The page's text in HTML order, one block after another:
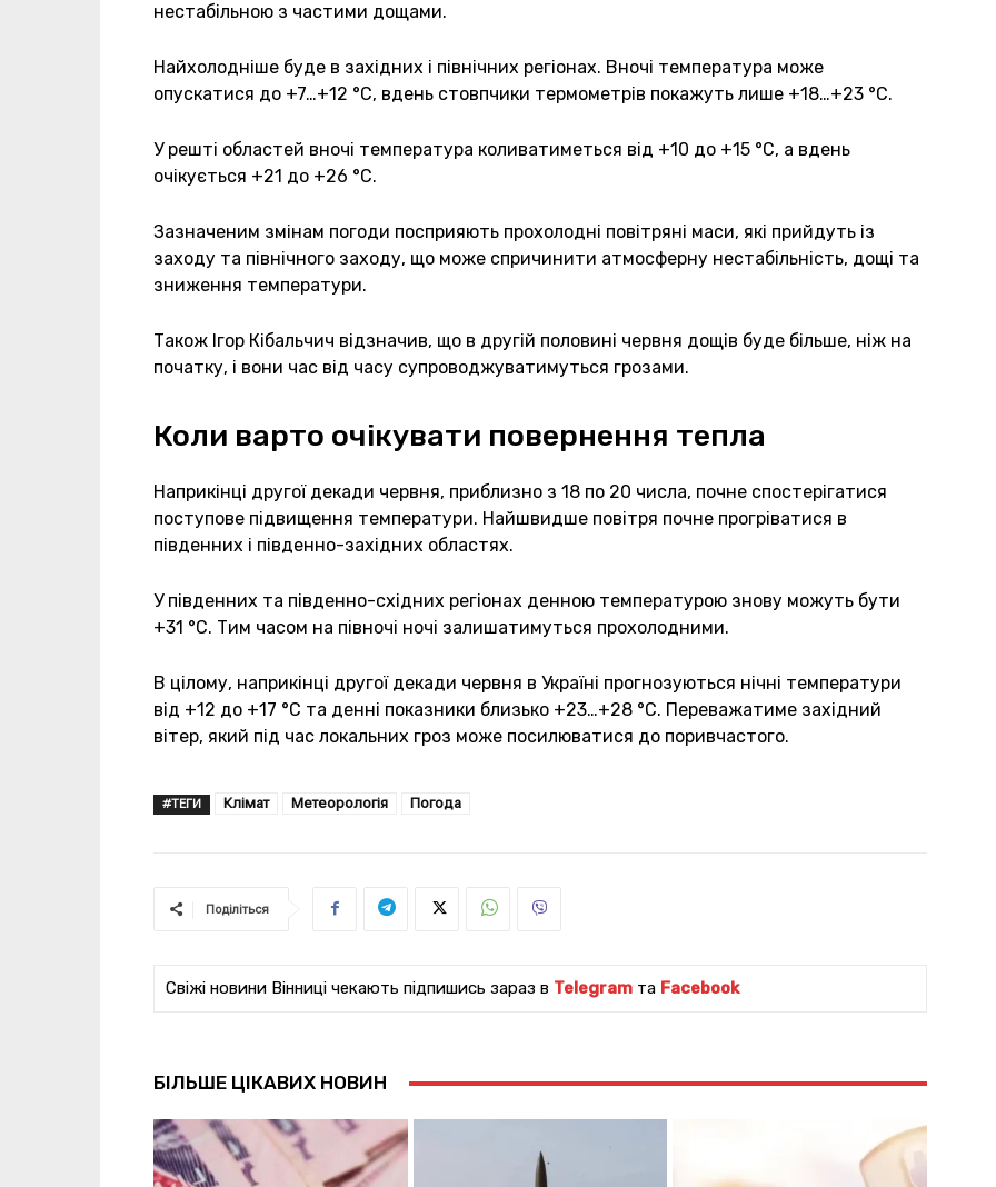
нестабільною з частими дощами.
Найхолодніше буде в західних і північних регіонах. Вночі температура може
опускатися до +7…+12 °C, вдень стовпчики термометрів покажуть лише +18…+23 °C.
У решті областей вночі температура коливатиметься від +10 до +15 °C, а вдень
очікується +21 до +26 °C.
Зазначеним змінам погоди посприяють прохолодні повітряні маси, які прийдуть із
заходу та північного заходу, що може спричинити атмосферну нестабільність, дощі та
зниження температури.
Також Ігор Кібальчич відзначив, що в другій половині червня дощів буде більше, ніж на
початку, і вони час від часу супроводжуватимуться грозами.
Коли варто очікувати повернення тепла
Наприкінці другої декади червня, приблизно з 18 по 20 числа, почне спостерігатися
поступове підвищення температури. Найшвидше повітря почне прогріватися в
південних і південно-західних областях.
У південних та південно-східних регіонах денною температурою знову можуть бути
+31 °C. Тим часом на півночі ночі залишатимуться прохолодними.
В цілому, наприкінці другої декади червня в Україні прогнозуються нічні температури
від +12 до +17 °C та денні показники близько +23…+28 °C. Переважатиме західний
вітер, який під час локальних гроз може посилюватися до поривчастого.
#ТЕГИ Клімат Метеорологія Погода
Поділіться
Свіжі новини Вінниці чекають підпишись зараз в Telegram та Facebook
БІЛЬШЕ ЦІКАВИХ НОВИН